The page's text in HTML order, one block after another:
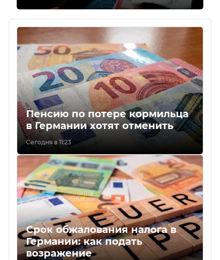
Пенсию по потере кормильца
в Германии хотят отменить
Сегодня в 11:23
Срок обжалования налога в
Германии: как подать
возражение